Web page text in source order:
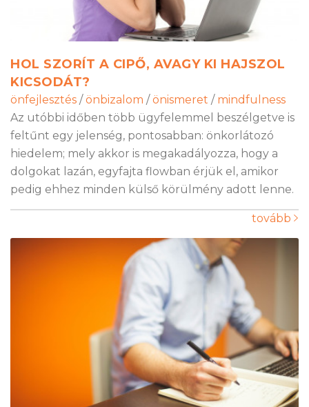
HOL SZORÍT A CIPŐ, AVAGY KI HAJSZOL
KICSODÁT?
önfejlesztés / önbizalom / önismeret / mindfulness
Az utóbbi időben több ügyfelemmel beszélgetve is
feltűnt egy jelenség, pontosabban: önkorlátozó
hiedelem; mely akkor is megakadályozza, hogy a
dolgokat lazán, egyfajta flowban érjük el, amikor
pedig ehhez minden külső körülmény adott lenne.
tovább